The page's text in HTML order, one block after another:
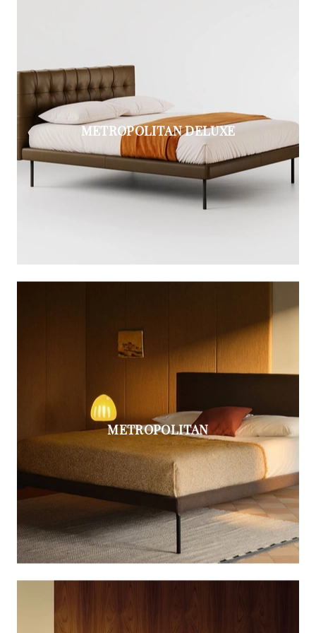
METROPOLITAN DELUXE
METROPOLITAN